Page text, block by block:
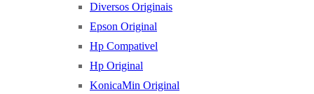
Diversos Originais
Epson Original
Hp Compativel
Hp Original
KonicaMin Original